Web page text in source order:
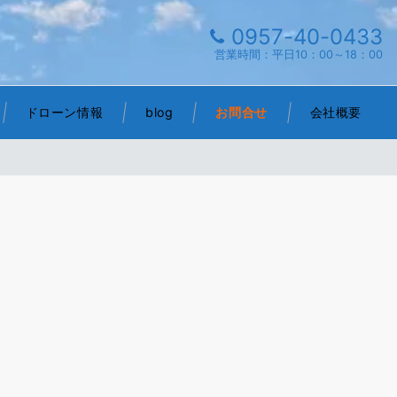
0957-40-0433
営業時間：平日10：00～18：00
ドローン情報 blog お問合せ 会社概要